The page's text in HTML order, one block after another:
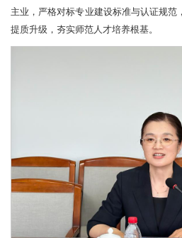
主业，严格对标专业建设标准与认证规范
提质升级，夯实师范人才培养根基。